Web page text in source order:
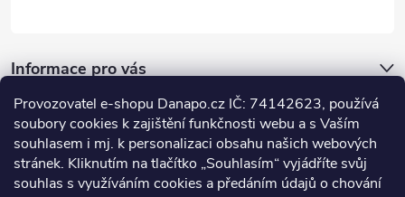
Provozovatel e-shopu Danapo.cz IČ: 74142623, používá
soubory cookies k zajištění funkčnosti webu a s Vaším
souhlasem i mj. k personalizaci obsahu našich webových
stránek. Kliknutím na tlačítko „Souhlasím“ vyjádříte svůj
souhlas s využíváním cookies a předáním údajů o chování
Informace pro vás
Dotazník
Co upřednosťnujete?